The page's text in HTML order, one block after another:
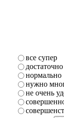
все супер
нормально
нужно
не очень